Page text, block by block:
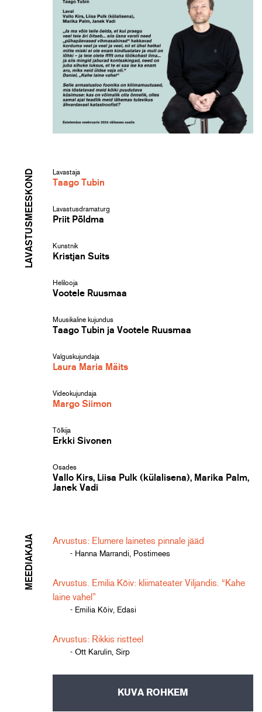
LAVASTUSMEESKOND Lavastaja
Taago Tubin
Lavastusdramaturg
Priit Põldma
Kunstnik
Kristjan Suits
Helilooja
Vootele Ruusmaa
Muusikaline kujundus
Taago Tubin ja Vootele Ruusmaa
Valguskujundaja
Laura Maria Mäits
Videokujundaja
Margo Siimon
Tõlkija
Erkki Sivonen
Osades
Vallo Kirs, Liisa Pulk (külalisena), Marika Palm,
Janek Vadi
MEEDIAKAJA Arvustus: Elumere lainetes pinnale jääd
- Hanna Marrandi, Postimees
Arvustus. Emilia Kõiv: kliimateater Viljandis. “Kahe
laine vahel”
- Emilia Kõiv, Edasi
Arvustus: Rikkis ristteel
- Ott Karulin, Sirp
KUVA ROHKEM